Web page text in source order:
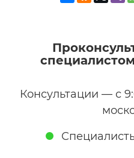
Консультации — с